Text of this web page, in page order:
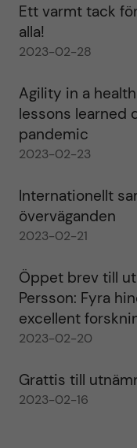
Ett varmt tack
alla!
2023-02-28
Agility in a
lessons learned
pandemic
2023-02-23
Internationellt
överväganden
2023-02-21
Öppet brev till
Persson: Fyra
excellent
2023-02-20
Grattis till
2023-02-16